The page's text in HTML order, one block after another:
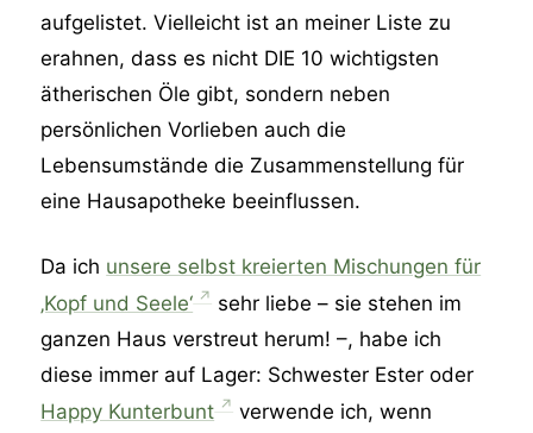
aufgelistet. Vielleicht ist an meiner Liste zu
erahnen, dass es nicht DIE 10 wichtigsten
ätherischen Öle gibt, sondern neben
persönlichen Vorlieben auch die
Lebensumstände die Zusammenstellung für
eine Hausapotheke beeinflussen.
Da ich unsere selbst kreierten Mischungen für
‚Kopf und Seele‘
sehr liebe – sie stehen im
ganzen Haus verstreut herum! –, habe ich
diese immer auf Lager: Schwester Ester oder
Happy Kunterbunt
verwende ich, wenn